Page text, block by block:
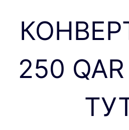
250